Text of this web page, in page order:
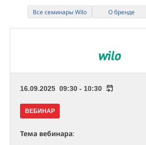
Все семинары Wilo О бренде
16.09.2025 09:30 - 10:30
ВЕБИНАР
Тема вебинара: